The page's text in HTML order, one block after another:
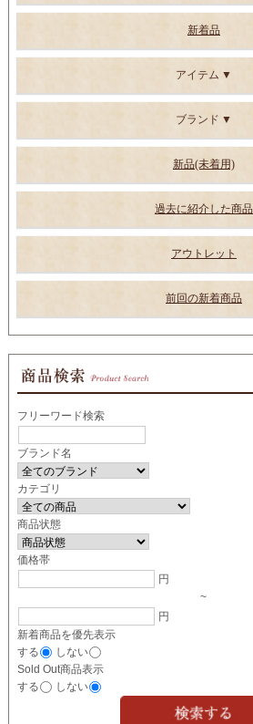
新着品
アイテム
ブランド
新品(未着用)
過去に紹介した商品
アウトレット
前回の新着商品
フリーワード検索
ブランド名
カテゴリ
商品状態
価格帯
円
~
円
新着商品を優先表示
する
しない
Sold Out商品表示
する
しない